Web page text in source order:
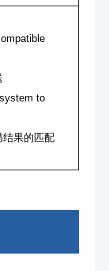
to
结果的匹配